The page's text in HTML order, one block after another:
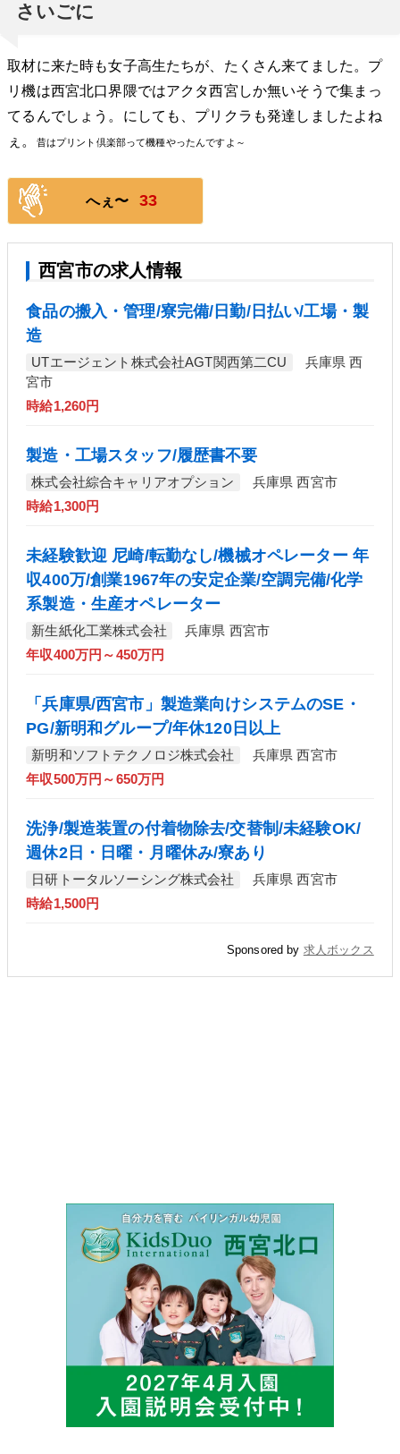
さいごに
取材に来た時も女子高生たちが、たくさん来てました。プ
リ機は西宮北口界隈ではアクタ西宮しか無いそうで集まっ
てるんでしょう。にしても、プリクラも発達しましたよね
ぇ。
昔はプリント倶楽部って機種やったんですよ～
へぇ〜 33
西宮市の求人情報
食品の搬入・管理/寮完備/日勤/日払い/工場・製
造
UTエージェント株式会社AGT関西第二CU
兵庫県 西
宮市
時給1,260円
製造・工場スタッフ/履歴書不要
株式会社綜合キャリアオプション
兵庫県 西宮市
時給1,300円
未経験歓迎 尼崎/転勤なし/機械オペレーター 年
収400万/創業1967年の安定企業/空調完備/化学
系製造・生産オペレーター
新生紙化工業株式会社
兵庫県 西宮市
年収400万円～450万円
「兵庫県/西宮市」製造業向けシステムのSE・
PG/新明和グループ/年休120日以上
新明和ソフトテクノロジ株式会社
兵庫県 西宮市
年収500万円～650万円
洗浄/製造装置の付着物除去/交替制/未経験OK/
週休2日・日曜・月曜休み/寮あり
日研トータルソーシング株式会社
兵庫県 西宮市
時給1,500円
Sponsored by 求人ボックス